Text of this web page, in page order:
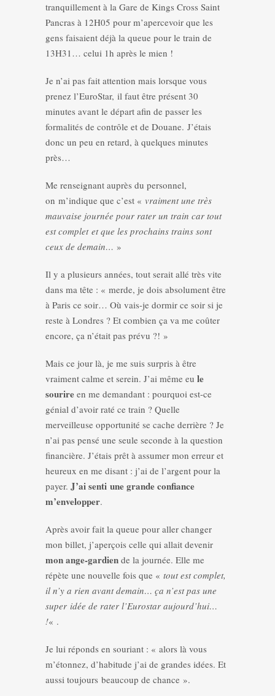
tranquillement à la Gare de Kings Cross Saint
Pancras à 12H05 pour m’apercevoir que les
gens faisaient déjà la queue pour le train de
13H31… celui 1h après le mien !
Je n’ai pas fait attention mais lorsque vous
prenez l’EuroStar, il faut être présent 30
minutes avant le départ afin de passer les
formalités de contrôle et de Douane. J’étais
donc un peu en retard, à quelques minutes
près…
Me renseignant auprès du personnel,
on m’indique que c’est « vraiment une très
mauvaise journée pour rater un train car tout
est complet et que les prochains trains sont
ceux de demain… »
Il y a plusieurs années, tout serait allé très vite
dans ma tête : « merde, je dois absolument être
à Paris ce soir… Où vais-je dormir ce soir si je
reste à Londres ? Et combien ça va me coûter
encore, ça n’était pas prévu ?! »
Mais ce jour là, je me suis surpris à être
vraiment calme et serein. J’ai même eu le
sourire en me demandant : pourquoi est-ce
génial d’avoir raté ce train ? Quelle
merveilleuse opportunité se cache derrière ? Je
n’ai pas pensé une seule seconde à la question
financière. J’étais prêt à assumer mon erreur et
heureux en me disant : j’ai de l’argent pour la
payer. J’ai senti une grande confiance
m’envelopper.
Après avoir fait la queue pour aller changer
mon billet, j’aperçois celle qui allait devenir
mon ange-gardien de la journée. Elle me
répète une nouvelle fois que « tout est complet,
il n’y a rien avant demain… ça n’est pas une
super idée de rater l’Eurostar aujourd’hui…
!« .
Je lui réponds en souriant : « alors là vous
m’étonnez, d’habitude j’ai de grandes idées. Et
aussi toujours beaucoup de chance ».